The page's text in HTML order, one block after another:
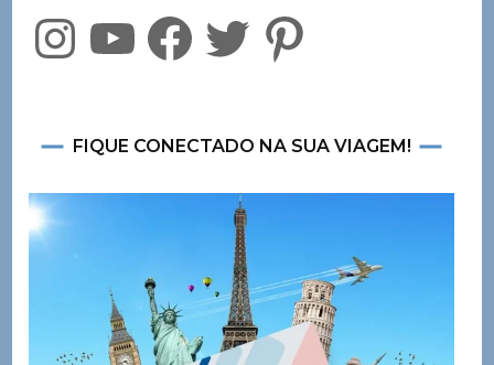
InstagramYouTubeFacebookTwitter Pinterest
FIQUE CONECTADO NA SUA VIAGEM!